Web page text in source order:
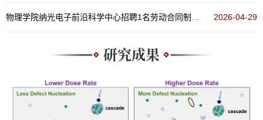
2026-04-29
研究成果